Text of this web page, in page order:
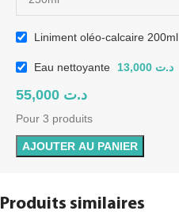
Liniment oléo-calcaire 200ml
Eau nettoyante د.ت
د.ت
Pour 3 produits
AJOUTER AU PANIER
Produits similaires